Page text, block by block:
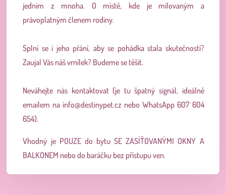
jedním z mnoha. O místě, kde je milovaným a
právoplatným členem rodiny.
Splní se i jeho přání, aby se pohádka stala skutečností?
Zaujal Vás náš vrnílek? Budeme se těšit.
Neváhejte nás kontaktovat (je tu špatný signál, ideálně
emailem na info@destinypet.cz nebo WhatsApp 607 604
654).
Vhodný je POUZE do bytu SE ZASÍŤOVANÝMI OKNY A
BALKONEM nebo do baráčku bez přístupu ven.